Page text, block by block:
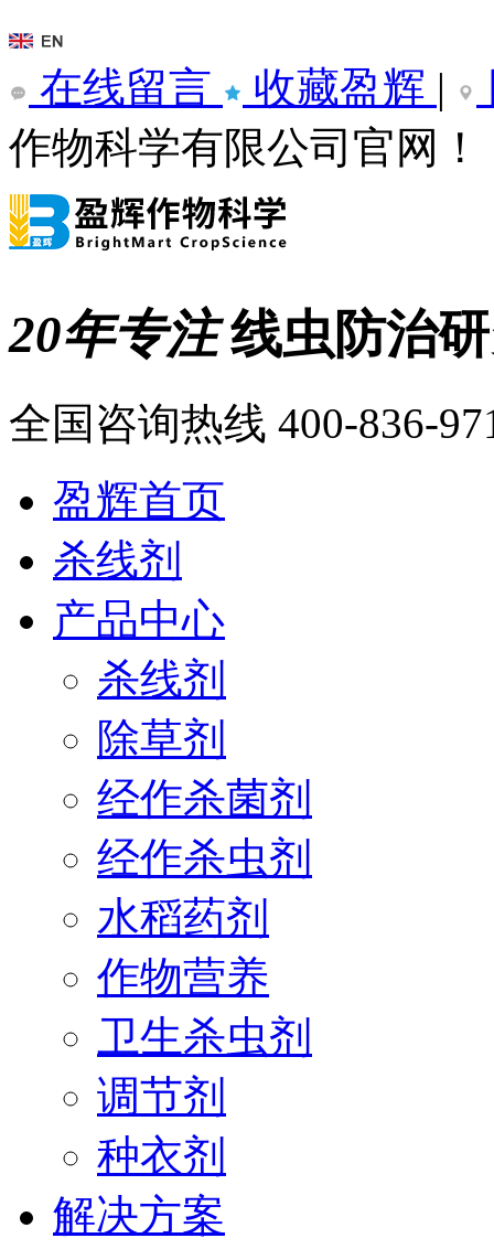
在线留言 收藏盈辉 |
作物科学有限公司官网！
20年专注线虫防治
全国咨询热线 400-836-
盈辉首页
杀线剂
产品中心
杀线剂
除草剂
经作杀菌剂
经作杀虫剂
水稻药剂
作物营养
卫生杀虫剂
调节剂
种衣剂
解决方案